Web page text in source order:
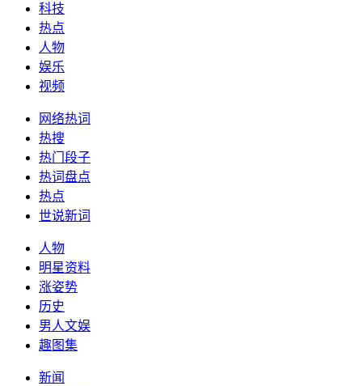
科技
热点
人物
娱乐
视频
网络热词
热搜
热门段子
热词盘点
热点
世说新词
人物
明星资料
涨姿势
历史
男人文娱
趣图集
新闻